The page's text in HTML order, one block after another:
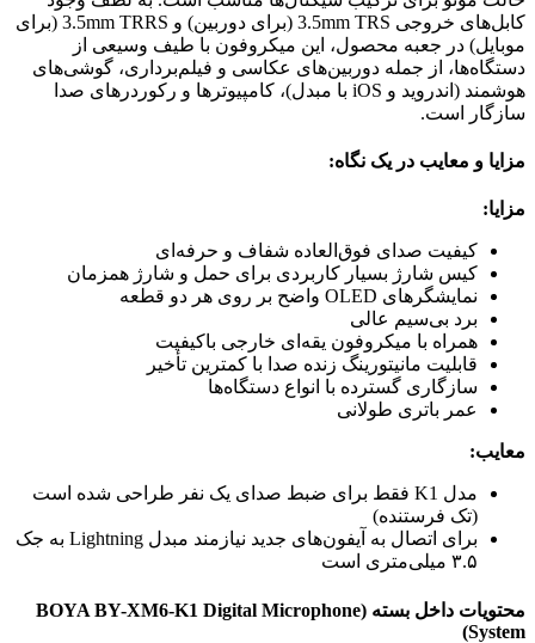
کابل‌های خروجی 3.5mm TRS (برای دوربین) و 3.5mm TRRS (برای
موبایل) در جعبه محصول، این میکروفون با طیف وسیعی از
دستگاه‌ها، از جمله دوربین‌های عکاسی و فیلم‌برداری، گوشی‌های
هوشمند (اندروید و iOS با مبدل)، کامپیوترها و رکوردرهای صدا
سازگار است.
مزایا و معایب در یک نگاه:
مزایا:
کیفیت صدای فوق‌العاده شفاف و حرفه‌ای
کیس شارژ بسیار کاربردی برای حمل و شارژ همزمان
نمایشگرهای OLED واضح بر روی هر دو قطعه
برد بی‌سیم عالی
همراه با میکروفون یقه‌ای خارجی باکیفیت
قابلیت مانیتورینگ زنده صدا با کمترین تأخیر
سازگاری گسترده با انواع دستگاه‌ها
عمر باتری طولانی
معایب:
مدل K1 فقط برای ضبط صدای یک نفر طراحی شده است
(تک فرستنده)
برای اتصال به آیفون‌های جدید نیازمند مبدل Lightning به جک
۳.۵ میلی‌متری است
محتویات داخل بسته (BOYA BY-XM6-K1 Digital Microphone
System)